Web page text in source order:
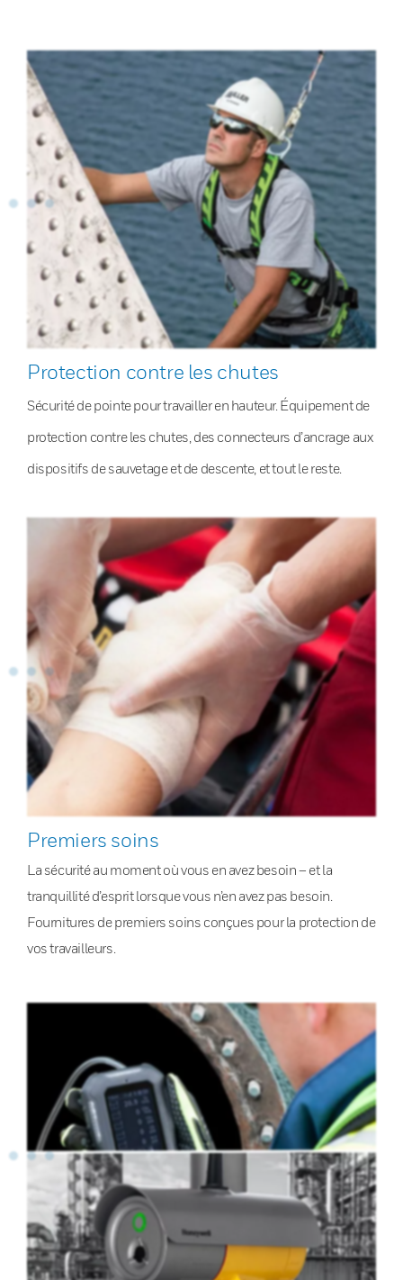
Protection contre les chutes
Sécurité de pointe pour travailler en hauteur. Équipement de
protection contre les chutes, des connecteurs d’ancrage aux
dispositifs de sauvetage et de descente, et tout le reste.
Premiers soins
La sécurité au moment où vous en avez besoin – et la
tranquillité d’esprit lorsque vous n’en avez pas besoin.
Fournitures de premiers soins conçues pour la protection de
vos travailleurs.